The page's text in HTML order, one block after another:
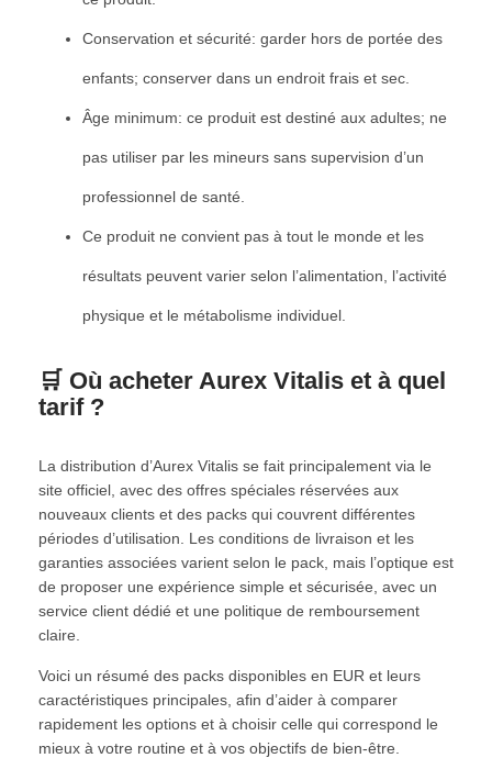
Conservation et sécurité: garder hors de portée des
enfants; conserver dans un endroit frais et sec.
Âge minimum: ce produit est destiné aux adultes; ne
pas utiliser par les mineurs sans supervision d’un
professionnel de santé.
Ce produit ne convient pas à tout le monde et les
résultats peuvent varier selon l’alimentation, l’activité
physique et le métabolisme individuel.
🛒 Où acheter Aurex Vitalis et à quel
tarif ?
La distribution d’Aurex Vitalis se fait principalement via le
site officiel, avec des offres spéciales réservées aux
nouveaux clients et des packs qui couvrent différentes
périodes d’utilisation. Les conditions de livraison et les
garanties associées varient selon le pack, mais l’optique est
de proposer une expérience simple et sécurisée, avec un
service client dédié et une politique de remboursement
claire.
Voici un résumé des packs disponibles en EUR et leurs
caractéristiques principales, afin d’aider à comparer
rapidement les options et à choisir celle qui correspond le
mieux à votre routine et à vos objectifs de bien-être.